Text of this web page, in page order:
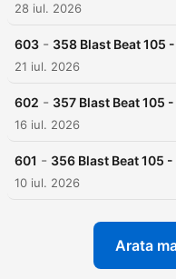
28 iul. 2026
603 - 358 Blast Beat 105
21 iul. 2026
602 - 357 Blast Beat 105
16 iul. 2026
601 - 356 Blast Beat 105
10 iul. 2026
Arata